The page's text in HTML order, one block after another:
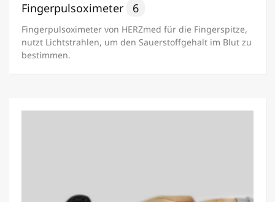
Fingerpulsoximeter 6
Fingerpulsoximeter von HERZmed für die Fingerspitze,
nutzt Lichtstrahlen, um den Sauerstoffgehalt im Blut zu
bestimmen.